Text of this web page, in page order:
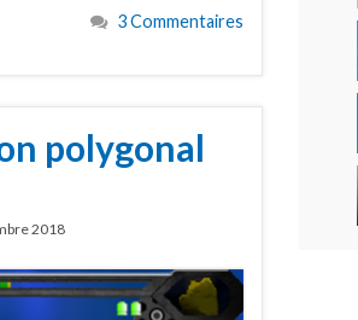
3 Commentaires
polygonal
2018